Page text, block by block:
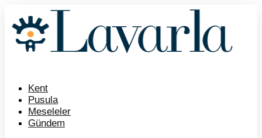
Kent
Pusula
Meseleler
Gündem